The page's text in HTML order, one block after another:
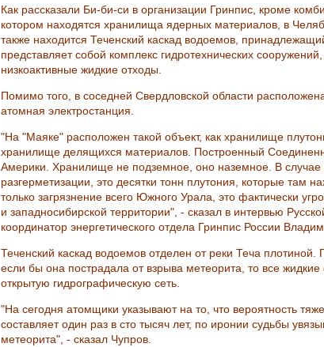
Как рассказали Би-би-си в организации Гринпис, кроме
котором находятся хранилища ядерных материалов, в
также находится Теченский каскад водоемов,
представляет собой комплекс гидротехнических
низкоактивные жидкие отходы.
Помимо того, в соседней Свердловской области
атомная электростанция.
"На "Маяке" расположен такой объект, как хранилище
хранилище делящихся материалов. Построенный
Америки. Хранилище не подземное, оно наземное. В случае
разгерметизации, это десятки тонн плутония, которые там
только загрязнение всего Южного Урала, это фактически
и западносибирской территории", - сказал в интервью
координатор энергетического отдела Гринпис России
Теченский каскад водоемов отделен от реки Теча плотиной.
если бы она пострадала от взрыва метеорита, то все
открытую гидрографическую сеть.
"На сегодня атомщики указывают на то, что вероятность
составляет один раз в сто тысяч лет, по иронии судьбы
метеорита", - сказал Чупров.